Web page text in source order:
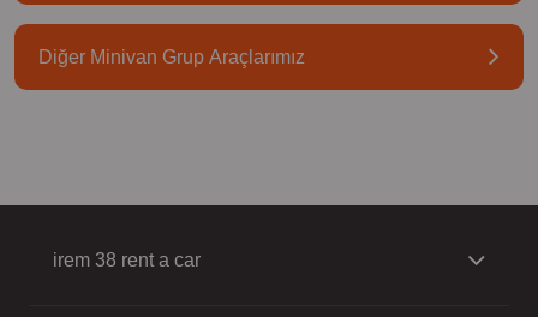
Diğer Minivan Grup Araçlarımız
irem 38 rent a car